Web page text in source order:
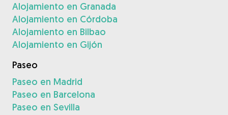
Alojamiento en Granada
Alojamiento en Córdoba
Alojamiento en Bilbao
Alojamiento en Gijón
Paseo
Paseo en Madrid
Paseo en Barcelona
Paseo en Sevilla